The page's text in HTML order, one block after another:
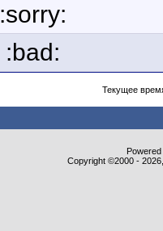
:sorry:
:bad:
Текущее
Copyright ©2000 -